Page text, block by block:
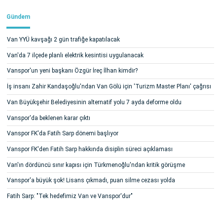
Gündem
Van YYÜ kavşağı 2 gün trafiğe kapatılacak
Van'da 7 ilçede planlı elektrik kesintisi uygulanacak
Vanspor'un yeni başkanı Özgür İreç İlhan kimdir?
İş insanı Zahir Kandaşoğlu'ndan Van Gölü için 'Turizm Master Planı' çağrısı
Van Büyükşehir Belediyesinin alternatif yolu 7 ayda deforme oldu
Vanspor'da beklenen karar çıktı
Vanspor FK'da Fatih Sarp dönemi başlıyor
Vanspor FK'den Fatih Sarp hakkında disiplin süreci açıklaması
Van'ın dördüncü sınır kapısı için Türkmenoğlu'ndan kritik görüşme
Vanspor'a büyük şok! Lisans çıkmadı, puan silme cezası yolda
Fatih Sarp: "Tek hedefimiz Van ve Vanspor'dur"